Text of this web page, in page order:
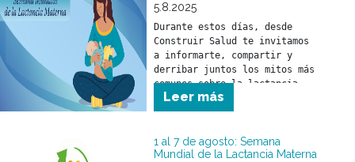
5.8.2025
Durante estos días, desde
Construir Salud te invitamos
a informarte, compartir y
derribar juntos los mitos más
comunes sobre la lactancia.
Leer más
1 al 7 de agosto: Semana
Mundial de la Lactancia Materna